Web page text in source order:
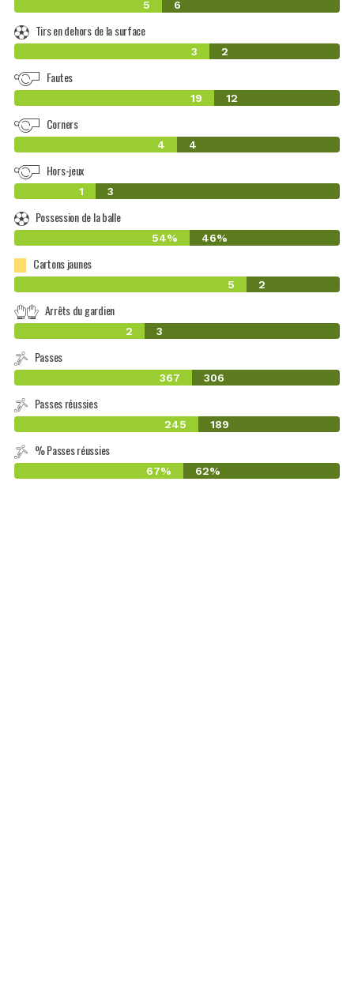
5 6
Tirs en dehors de la surface
3 2
Fautes
19 12
Corners
4 4
Hors-jeux
1 3
Possession de la balle
54% 46%
Cartons jaunes
5 2
Arrêts du gardien
2 3
Passes
367 306
Passes réussies
245 189
% Passes réussies
67% 62%